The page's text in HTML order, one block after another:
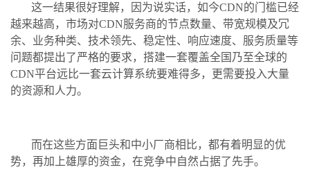
这一结果很好理解，因为说实话，如今CDN的门槛已经
越来越高，市场对CDN服务商的节点数量、带宽规模及冗
余、业务种类、技术领先、稳定性、响应速度、服务质量等
问题都提出了严格的要求，搭建一套覆盖全国乃至全球的
CDN平台远比一套云计算系统要难得多，更需要投入大量
的资源和人力。
而在这些方面巨头和中小厂商相比，都有着明显的优
势，再加上雄厚的资金，在竞争中自然占据了先手。